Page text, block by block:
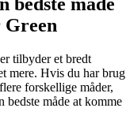
tilbyder et bredt
mere. Hvis du har brug
forskellige måder,
måde at komme